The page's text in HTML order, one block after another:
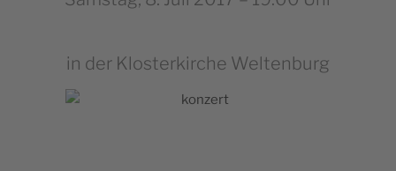
in der Klosterkirche Weltenburg